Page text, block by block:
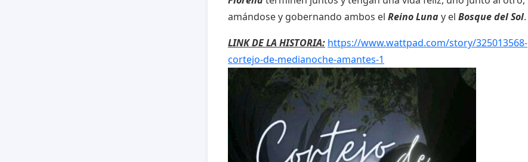
amándose y gobernando ambos el Reino Lunay el Bosque del Sol.
LINK DE LA HISTORIA: https://www.wattpad.com/story/325013568-
cortejo-de-medianoche-amantes-1